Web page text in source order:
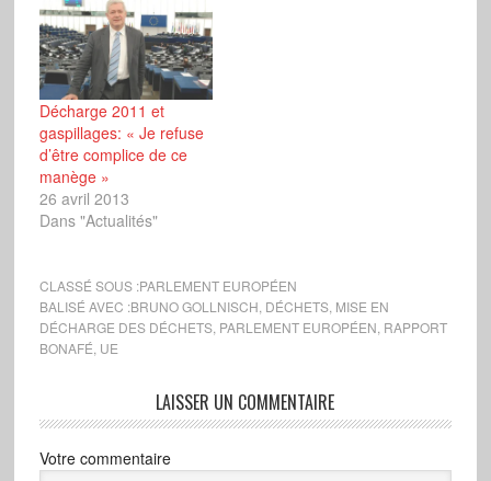
Décharge 2011 et
gaspillages: « Je refuse
d’être complice de ce
manège »
26 avril 2013
Dans "Actualités"
CLASSÉ SOUS :PARLEMENT EUROPÉEN
BALISÉ AVEC :BRUNO GOLLNISCH DÉCHETS, MISE EN
DÉCHARGE DES DÉCHETS, PARLEMENT EUROPÉEN RAPPORT
BONAFÉ UE
LAISSER UN COMMENTAIRE
Votre commentaire